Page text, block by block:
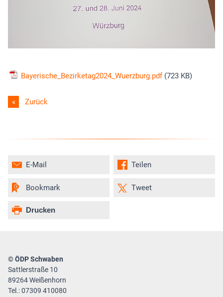
Bayerische_Bezirketag2024_Wuerzburg.pdf(723 KB)
Zurück
Teilen
Tweet
E-Mail
Bookmark
Drucken
© ÖDP Schwaben
Sattlerstraße 10
89264 Weißenhorn
Tel.: 07309 410080